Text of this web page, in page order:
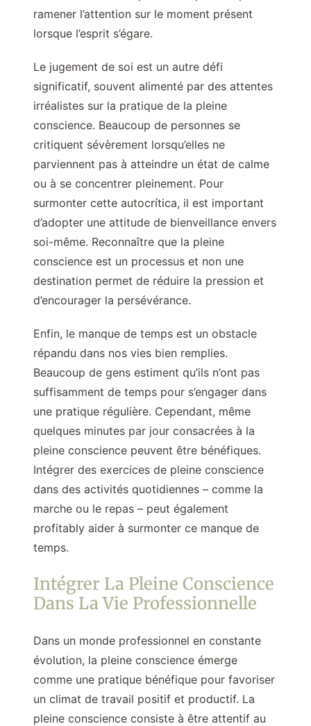
ramener l’attention sur le moment présent
lorsque l’esprit s’égare.
Le jugement de soi est un autre défi
significatif, souvent alimenté par des attentes
irréalistes sur la pratique de la pleine
conscience. Beaucoup de personnes se
critiquent sévèrement lorsqu’elles ne
parviennent pas à atteindre un état de calme
ou à se concentrer pleinement. Pour
surmonter cette autocrítica, il est important
d’adopter une attitude de bienveillance envers
soi-même. Reconnaître que la pleine
conscience est un processus et non une
destination permet de réduire la pression et
d’encourager la persévérance.
Enfin, le manque de temps est un obstacle
répandu dans nos vies bien remplies.
Beaucoup de gens estiment qu’ils n’ont pas
suffisamment de temps pour s’engager dans
une pratique régulière. Cependant, même
quelques minutes par jour consacrées à la
pleine conscience peuvent être bénéfiques.
Intégrer des exercices de pleine conscience
dans des activités quotidiennes – comme la
marche ou le repas – peut également
profitably aider à surmonter ce manque de
temps.
Intégrer La Pleine Conscience
Dans La Vie Professionnelle
Dans un monde professionnel en constante
évolution, la pleine conscience émerge
comme une pratique bénéfique pour favoriser
un climat de travail positif et productif. La
pleine conscience consiste à être attentif au